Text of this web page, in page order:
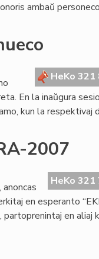
ambaŭ
HeKo 321
En la inaŭgura
kun la respektivaj
2007
HeKo 321
en esperanto
en aliaj